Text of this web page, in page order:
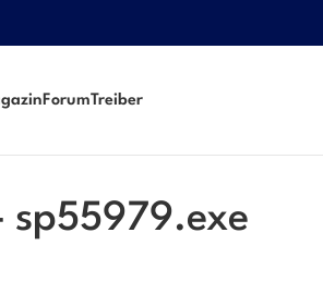
ForumTreiber
sp55979.exe